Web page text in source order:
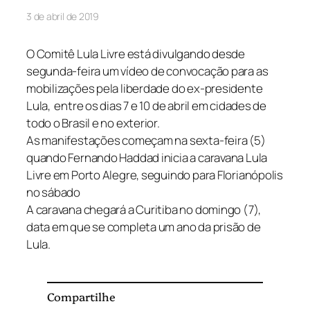
3 de abril de 2019
O Comitê Lula Livre está divulgando desde
segunda-feira um vídeo de convocação para as
mobilizações pela liberdade do ex-presidente
Lula, entre os dias 7 e 10 de abril em cidades de
todo o Brasil e no exterior.
As manifestações começam na sexta-feira (5)
quando Fernando Haddad inicia a caravana Lula
Livre em Porto Alegre, seguindo para Florianópolis
no sábado
A caravana chegará a Curitiba no domingo (7),
data em que se completa um ano da prisão de
Lula.
Compartilhe